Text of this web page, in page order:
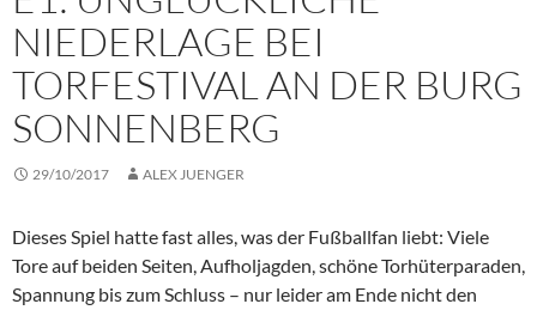
NIEDERLAGE BEI
TORFESTIVAL AN DER BURG
SONNENBERG
29/10/2017 ALEX JUENGER
Dieses Spiel hatte fast alles, was der Fußballfan liebt: Viele
Tore auf beiden Seiten, Aufholjagden, schöne Torhüterparaden,
Spannung bis zum Schluss – nur leider am Ende nicht den